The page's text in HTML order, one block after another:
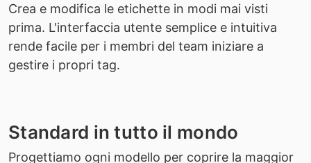
Crea e modifica le etichette in modi mai visti
prima. L'interfaccia utente semplice e intuitiva
rende facile per i membri del team iniziare a
gestire i propri tag.
Standard in tutto il mondo
Progettiamo ogni modello per coprire la maggior